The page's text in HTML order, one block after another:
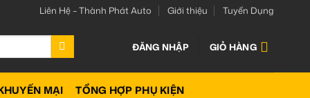
Liên Hệ – Thành Phát Auto Giới thiệu Tuyển Dụng
ĐĂNG NHẬP GIỎ HÀNG
MẠI TỔNG HỢP PHỤ KIỆN